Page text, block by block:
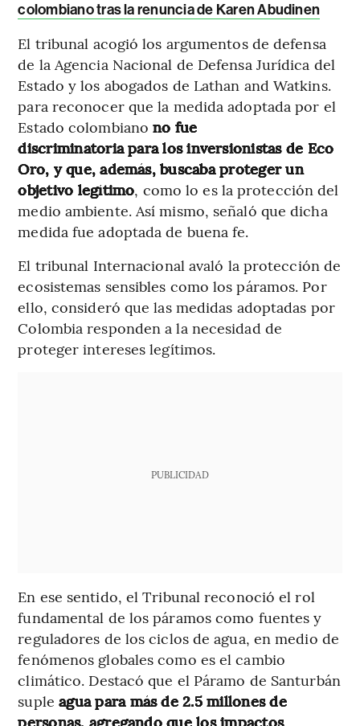
colombiano tras la renuncia de Karen Abudinen
El tribunal acogió los argumentos de defensa
de la Agencia Nacional de Defensa Jurídica del
Estado y los abogados de Lathan and Watkins.
para reconocer que la medida adoptada por el
Estado colombianono fue
discriminatoria para los inversionistas de Eco
Oro, y que, además, buscaba proteger un
objetivo legítimo, como lo es la protección del
medio ambiente. Así mismo, señaló que dicha
medida fue adoptada de buena fe.
El tribunal Internacional avaló la protección de
ecosistemas sensibles como los páramos. Por
ello, consideró que las medidas adoptadas por
Colombia responden a la necesidad de
proteger intereses legítimos.
PUBLICIDAD
En ese sentido, el Tribunal reconoció el rol
fundamental de los páramos como fuentes y
reguladores de los ciclos de agua, en medio de
fenómenos globales como es el cambio
climático. Destacó que el Páramo de Santurbán
suple agua para más de 2.5 millones de
personas, agregando que los impactos